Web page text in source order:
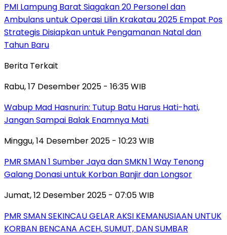
PMI Lampung Barat Siagakan 20 Personel dan
Ambulans untuk Operasi Lilin Krakatau 2025 Empat Pos
Strategis Disiapkan untuk Pengamanan Natal dan
Tahun Baru
Berita Terkait
Rabu, 17 Desember 2025 - 16:35 WIB
Wabup Mad Hasnurin: Tutup Batu Harus Hati-hati,
Jangan Sampai Balak Enamnya Mati
Minggu, 14 Desember 2025 - 10:23 WIB
PMR SMAN 1 Sumber Jaya dan SMKN 1 Way Tenong
Galang Donasi untuk Korban Banjir dan Longsor
Jumat, 12 Desember 2025 - 07:05 WIB
PMR SMAN SEKINCAU GELAR AKSI KEMANUSIAAN UNTUK
KORBAN BENCANA ACEH, SUMUT, DAN SUMBAR